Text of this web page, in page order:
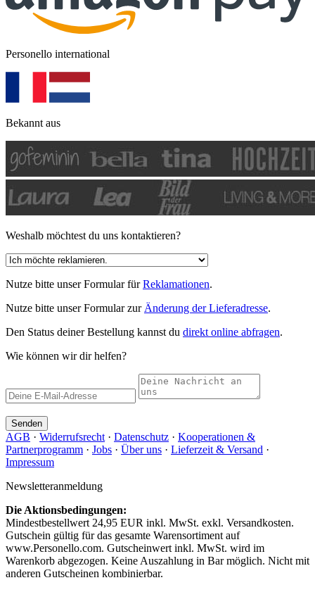
Personello international
Bekannt aus
Weshalb möchtest du uns kontaktieren?
Nutze bitte unser Formular fürReklamationen.
Nutze bitte unser Formular zur Änderung der Lieferadresse.
Den Status deiner Bestellung kannst du direkt online abfragen.
Wie können wir dir helfen?
Senden
AGB · Widerrufsrecht · Datenschutz · Kooperationen &
Partnerprogramm · Jobs · Über uns · Lieferzeit & Versand ·
Impressum
Newsletteranmeldung
Die Aktionsbedingungen:
Mindestbestellwert 24,95 EUR inkl. MwSt. exkl. Versandkosten.
Gutschein gültig für das gesamte Warensortiment auf
www.Personello.com. Gutscheinwert inkl. MwSt. wird im
Warenkorb abgezogen. Keine Auszahlung in Bar möglich. Nicht mit
anderen Gutscheinen kombinierbar.